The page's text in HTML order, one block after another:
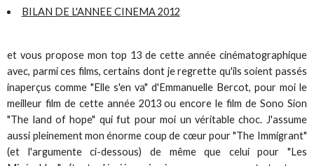
BILAN DE L'ANNEE CINEMA 2012
et vous propose mon top 13 de cette année cinématographique
avec, parmi ces films, certains dont je regrette qu'ils soient passés
inaperçus comme "Elle s'en va" d'Emmanuelle Bercot, pour moi le
meilleur film de cette année 2013 ou encore le film de Sono Sion
"The land of hope" qui fut pour moi un véritable choc. J'assume
aussi pleinement mon énorme coup de cœur pour "The Immigrant"
(et l'argumente ci-dessous) de même que celui pour "Les